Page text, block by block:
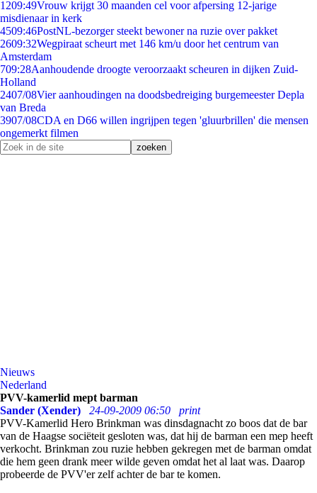
1209:49Vrouw krijgt 30 maanden cel voor afpersing 12-jarige
misdienaar in kerk
4509:46PostNL-bezorger steekt bewoner na ruzie over pakket
2609:32Wegpiraat scheurt met 146 km/u door het centrum van
Amsterdam
709:28Aanhoudende droogte veroorzaakt scheuren in dijken Zuid-
Holland
2407/08Vier aanhoudingen na doodsbedreiging burgemeester Depla
van Breda
3907/08CDA en D66 willen ingrijpen tegen 'gluurbrillen' die mensen
ongemerkt filmen
Nieuws
Nederland
PVV-kamerlid mept barman
Sander (Xender)
24-09-2009 06:50
print
PVV-Kamerlid Hero Brinkman was dinsdagnacht zo boos dat de bar
van de Haagse sociëteit gesloten was, dat hij de barman een mep heeft
verkocht. Brinkman zou ruzie hebben gekregen met de barman omdat
die hem geen drank meer wilde geven omdat het al laat was. Daarop
probeerde de PVV'er zelf achter de bar te komen.